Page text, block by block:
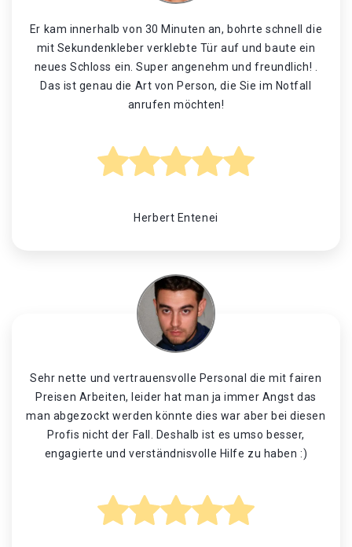
Er kam innerhalb von 30 Minuten an, bohrte schnell die
mit Sekundenkleber verklebte Tür auf und baute ein
neues Schloss ein. Super angenehm und freundlich! .
Das ist genau die Art von Person, die Sie im Notfall
anrufen möchten!
Herbert Entenei
Sehr nette und vertrauensvolle Personal die mit fairen
Preisen Arbeiten, leider hat man ja immer Angst das
man abgezockt werden könnte dies war aber bei diesen
Profis nicht der Fall. Deshalb ist es umso besser,
engagierte und verständnisvolle Hilfe zu haben :)